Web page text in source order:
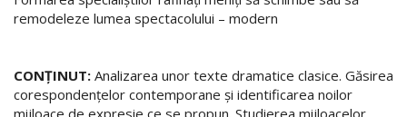
remodeleze lumea spectacolului – modern
CONŢINUT: Analizarea unor texte dramatice clasice. Găsirea
corespondenţelor contemporane şi identificarea noilor
mijloace de expresie ce se propun. Studierea mijloacelor